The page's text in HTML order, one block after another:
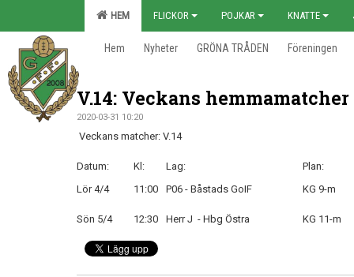
HEM FLICKOR POJKAR KNATTE
Hem Nyheter GRÖNA TRÅDEN Föreningen
V.14: Veckans
2020-03-31 10:20
Veckans matcher: V.14
Datum: Kl: Lag: Plan:
Lör 4/4
11:00 P06 - Båstads GoIF KG 9-m
Sön 5/4 12:30 Herr J - Hbg Östra KG 11-m